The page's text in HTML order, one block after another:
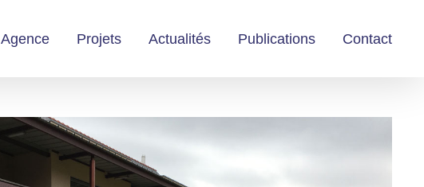
Agence Projets Actualités Publications Contact